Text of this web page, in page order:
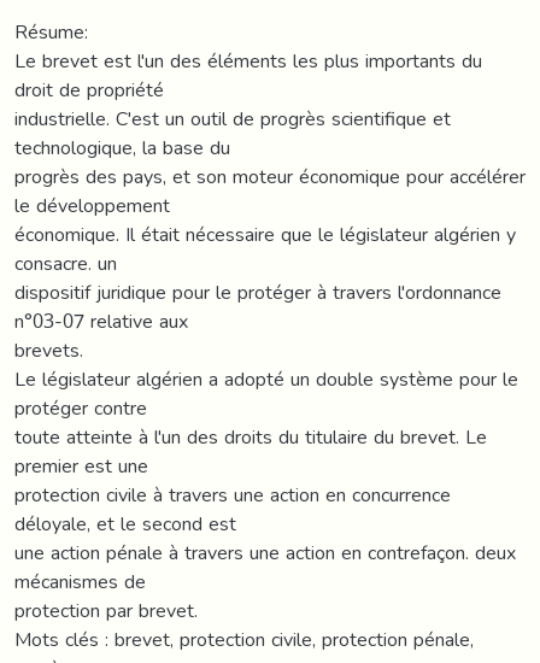
Résume:
Le brevet est l'un des éléments les plus importants du
droit de propriété
industrielle. C'est un outil de progrès scientifique et
technologique, la base du
progrès des pays, et son moteur économique pour accélérer
le développement
économique. Il était nécessaire que le législateur algérien y
consacre. un
dispositif juridique pour le protéger à travers l'ordonnance
n°03-07 relative aux
brevets.
Le législateur algérien a adopté un double système pour le
protéger contre
toute atteinte à l'un des droits du titulaire du brevet. Le
premier est une
protection civile à travers une action en concurrence
déloyale, et le second est
une action pénale à travers une action en contrefaçon. deux
mécanismes de
protection par brevet.
Mots clés : brevet, protection civile, protection pénale,